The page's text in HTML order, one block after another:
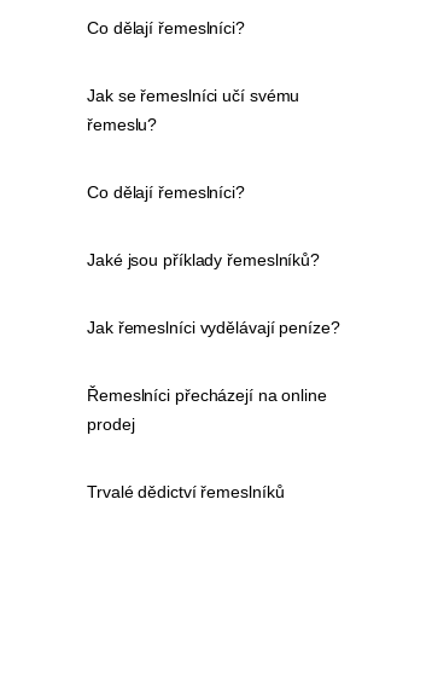
Co dělají řemeslníci?
Jak se řemeslníci učí svému
řemeslu?
Co dělají řemeslníci?
Jaké jsou příklady řemeslníků?
Jak řemeslníci vydělávají peníze?
Řemeslníci přecházejí na online
prodej
Trvalé dědictví řemeslníků